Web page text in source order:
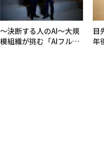
〜決断する人のAI〜大規
模組織が挑む「AIフル実
目
年